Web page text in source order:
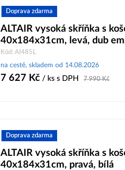
Doprava zdarma
ALTAIR vysoká skříňka s
40x184x31cm, levá, dub
Kód: AI485L
na cestě, skladem od 14.08.2026
7 627 Kč / ks s DPH 7 990Kč
Doprava zdarma
ALTAIR vysoká skříňka s
40x184x31cm, pravá, bílá